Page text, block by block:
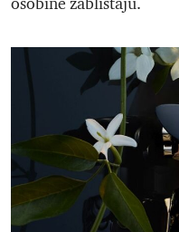
osobine zablistaju.